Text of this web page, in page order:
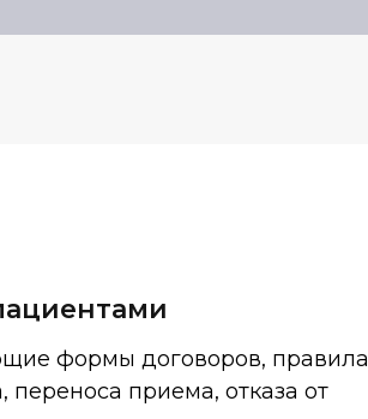
формы договоров, правила
переноса приема, отказа от